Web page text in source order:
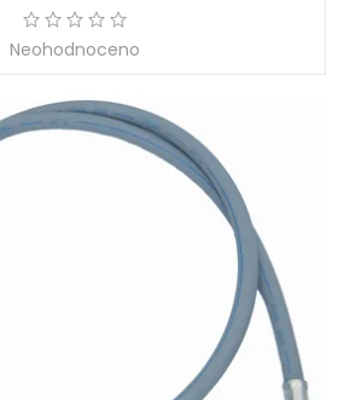
Neohodnoceno